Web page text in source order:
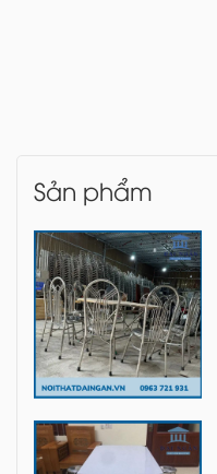
Sản phẩm